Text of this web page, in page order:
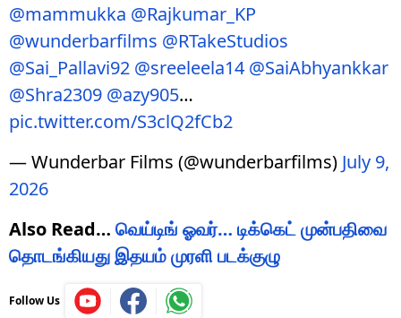
@mammukka @Rajkumar_KP
@wunderbarfilms @RTakeStudios
@Sai_Pallavi92 @sreeleela14 @SaiAbhyankkar
@Shra2309 @azy905…
pic.twitter.com/S3clQ2fCb2
— Wunderbar Films (@wunderbarfilms) July 9,
2026
Also Read… வெய்டிங் ஓவர்… டிக்கெட் முன்பதிவை
தொடங்கியது இதயம் முரளி படக்குழு
Follow Us